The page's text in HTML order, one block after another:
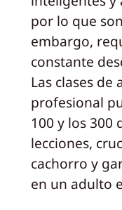
por lo que
embargo,
constante
Las clases
profesional
100 y los 300
lecciones,
cachorro y
en un adulto